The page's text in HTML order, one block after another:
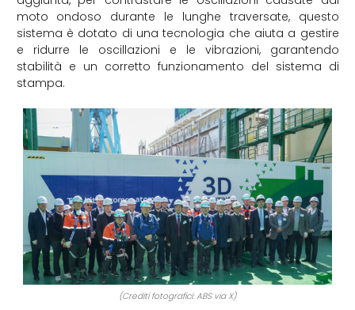
moto ondoso durante le lunghe traversate, questo
sistema è dotato di una tecnologia che aiuta a gestire
e ridurre le oscillazioni e le vibrazioni, garantendo
stabilità e un corretto funzionamento del sistema di
stampa.
(Crediti fotografici: ABS via X)